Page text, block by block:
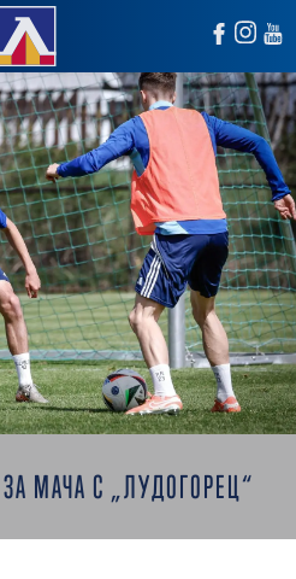
МАЧА С „ЛУДОГОРЕЦ“